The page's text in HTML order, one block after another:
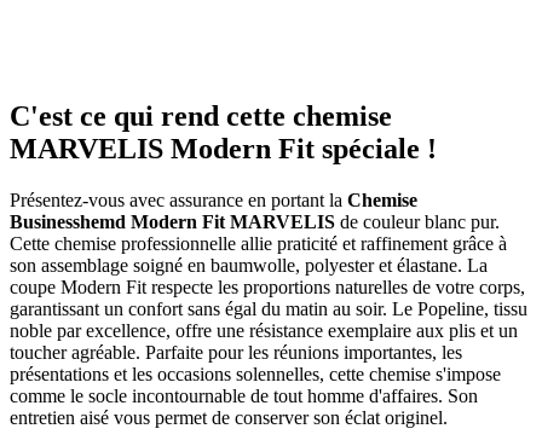
C'est ce qui rend cette chemise
MARVELIS Modern Fit spéciale !
Présentez-vous avec assurance en portant la Chemise
Businesshemd Modern Fit MARVELIS de couleur blanc pur.
Cette chemise professionnelle allie praticité et raffinement grâce à
son assemblage soigné en baumwolle, polyester et élastane. La
coupe Modern Fit respecte les proportions naturelles de votre corps,
garantissant un confort sans égal du matin au soir. Le Popeline, tissu
noble par excellence, offre une résistance exemplaire aux plis et un
toucher agréable. Parfaite pour les réunions importantes, les
présentations et les occasions solennelles, cette chemise s'impose
comme le socle incontournable de tout homme d'affaires. Son
entretien aisé vous permet de conserver son éclat originel.